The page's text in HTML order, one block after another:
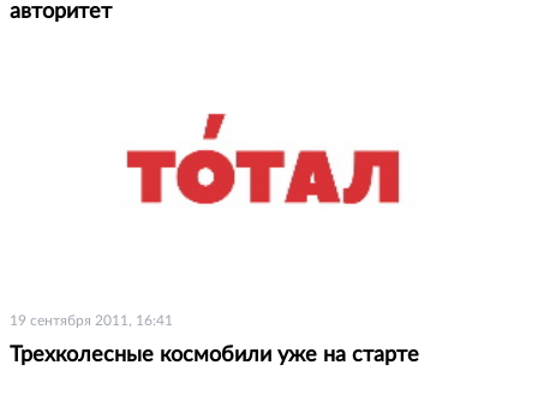
авторитет
19 сентября 2011, 16:41
Трехколесные космобили уже на старте